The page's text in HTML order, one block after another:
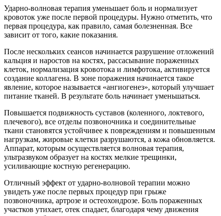
Ударно-волновая терапия уменьшает боль и нормализует
кровоток уже после первой процедуры. Нужно отметить, что
первая процедура, как правило, самая болезненная. Все
зависит от того, какие показания.
После нескольких сеансов начинается разрушение отложений
кальция и наростов на костях, рассасывание пораженных
клеток, нормализация кровотока и лимфотока, активируется
создание коллагена. В зоне поражения начинается такое
явление, которое называется «ангиогенез», который улучшает
питание тканей. В результате боль начинает уменьшаться.
Повышается подвижность суставов (коленного, локтевого,
плечевого), все отделы позвоночника и соединительные
ткани становятся устойчивее к повреждениям и повышенным
нагрузкам, жировые клетки разрушаются, а кожа обновляется.
Аппарат, которым осуществляется волновая терапия,
ультразвуком образует на костях мелкие трещинки,
усиливающие костную регенерацию.
Отличный эффект от ударно-волновой терапии можно
увидеть уже после первых процедур при грыже
позвоночника, артрозе и остеохондрозе. Боль пораженных
участков утихает, отек спадает, благодаря чему движения